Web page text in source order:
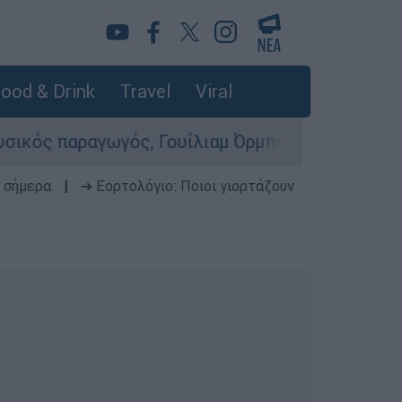
& Drink Travel Viral
Γουίλιαμ Όρμπιτ - Η καθοριστική
➔ Εορτολόγιο: Ποιοι γιορτάζουν